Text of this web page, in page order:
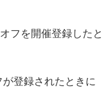
フを開催登録したと
登録されたときに